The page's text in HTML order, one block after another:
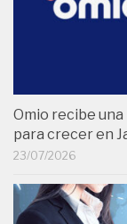
Omio recibe
para crecer en
23/07/2026